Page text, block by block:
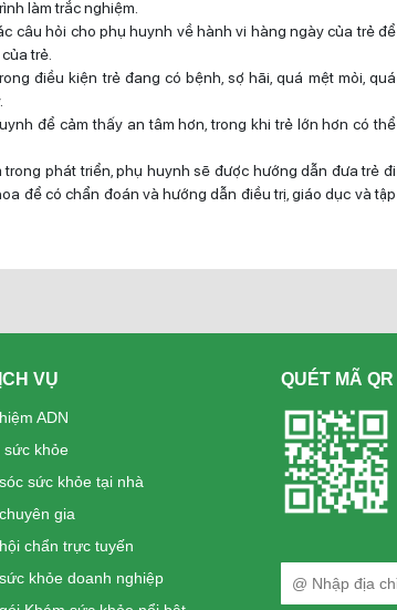
làm trắc nghiệm.
câu hỏi cho phụ huynh về hành vi hàng ngày của trẻ để
trẻ.
điều kiện trẻ đang có bệnh, sợ hãi, quá mệt mỏi, quá
để cảm thấy an tâm hơn, trong khi trẻ lớn hơn có thể
phát triển, phụ huynh sẽ được hướng dẫn đưa trẻ đi
để có chẩn đoán và hướng dẫn điều trị, giáo dục và tập
VỤ
ADN
sức khỏe
sức khỏe tại nhà
gia
chẩn trực tuyến
khỏe doanh nghiệp
QUÉT MÃ QR